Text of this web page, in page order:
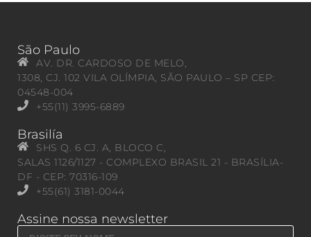
São Paulo
AV. DR. CARDOSO DE MELO,
1308, CJ. 102 VILA OLÍMPIA, SÃO PAULO – SP CEP:
04548-004
+55(11) 3995-6889
Brasilía
SHS Q. 6 CJ. A, BLOCO C,
SALAS 1126/1127 - COMPLEXO BRASIL 21 - BRASÍLIA-
DF - CEP: 70316-109
+55(61) 3181-0044
Assine nossa newsletter